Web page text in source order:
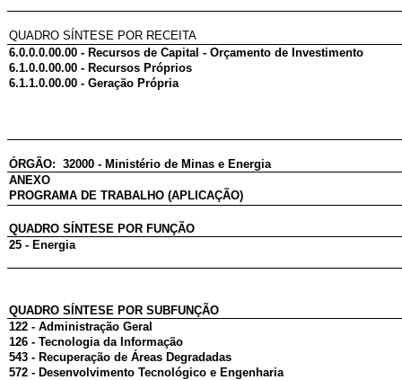
QUADRO SÍNTESE POR RECEITA
6.0.0.0.00.00 - Recursos de Capital - Orçamento de Investimento
6.1.0.0.00.00 - Recursos Próprios
6.1.1.0.00.00 - Geração Própria
ÓRGÃO: 32000 - Ministério de Minas e Energia
ANEXO
PROGRAMA DE TRABALHO (APLICAÇÃO)
QUADRO SÍNTESE POR FUNÇÃO
25 - Energia
QUADRO SÍNTESE POR SUBFUNÇÃO
122 - Administração Geral
126 - Tecnologia da Informação
543 - Recuperação de Áreas Degradadas
572 - Desenvolvimento Tecnológico e Engenharia